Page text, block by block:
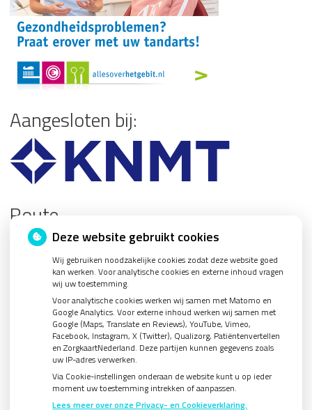
Aangesloten bij:
Route
U heeft geen toestemming gegeven voor
inhouddie nodig is om dit te zien.
Cookie-instellingen wijzigen
Deze website gebruikt cookies
Wij gebruiken noodzakelijke cookies zodat deze website goed
kan werken. Voor analytische cookies en externe inhoud vragen
wij uw toestemming.
Voor analytische cookies werken wij samen met Matomo en
Google Analytics. Voor externe inhoud werken wij samen met
Google (Maps, Translate en Reviews), YouTube, Vimeo,
Facebook, Instagram, X (Twitter), Qualizorg, Patiëntenvertellen
en ZorgkaartNederland. Deze partijen kunnen gegevens zoals
uw IP-adres verwerken.
Via Cookie-instellingen onderaan de website kunt u op ieder
moment uw toestemming intrekken of aanpassen.
Lees meer over onze Privacy- en Cookieverklaring.